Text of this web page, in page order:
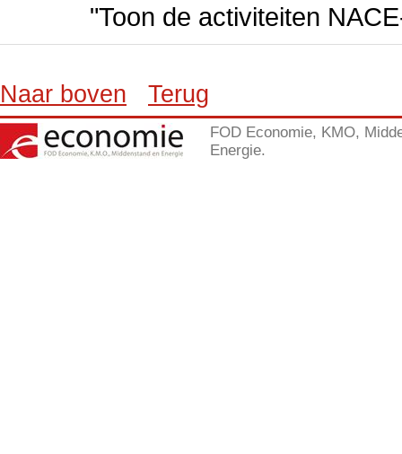
"Toon de activiteiten
Naar boven Terug
FOD Economie, KMO,
Energie.